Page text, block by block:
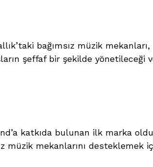
bağımsız müzik mekanları,
şeffaf bir şekilde yönetileceği
katkıda bulunan ilk marka
müzik mekanlarını desteklemek